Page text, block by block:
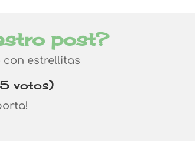
post?
con estrellitas
votos)